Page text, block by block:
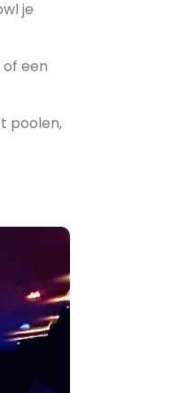
je
een
poolen,